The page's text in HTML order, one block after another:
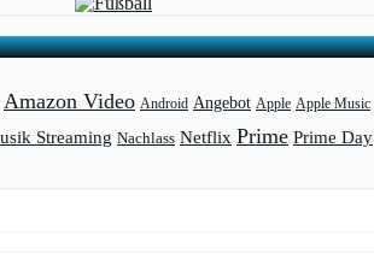
Amazon Video Android Angebot Apple Apple Music
Streaming Nachlass Netflix Prime Prime Day